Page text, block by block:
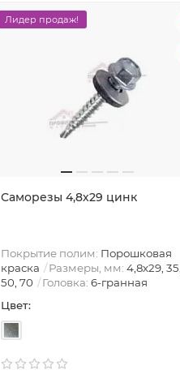
Лидер продаж!
Саморезы 4,8х29 цинк
Покрытие полим: Порошковая
краска
Размеры, мм: 4,8х29, 35,
50, 70
Головка: 6-гранная
Цвет: